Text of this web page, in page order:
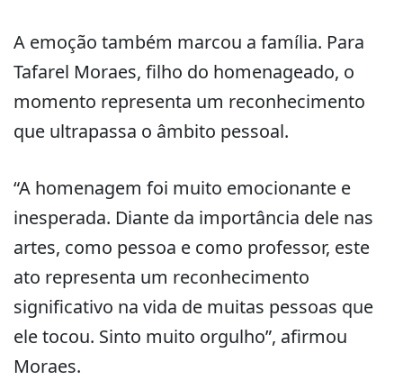
A emoção também marcou a família. Para
Tafarel Moraes, filho do homenageado, o
momento representa um reconhecimento
que ultrapassa o âmbito pessoal.
“A homenagem foi muito emocionante e
inesperada. Diante da importância dele nas
artes, como pessoa e como professor, este
ato representa um reconhecimento
significativo na vida de muitas pessoas que
ele tocou. Sinto muito orgulho”, afirmou
Moraes.